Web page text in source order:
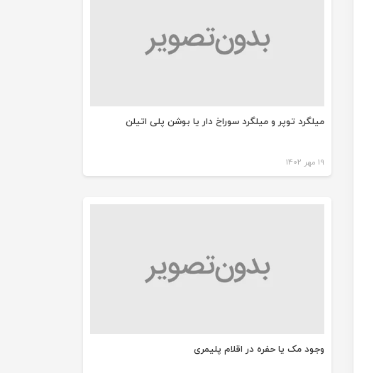
میلگرد توپر و میلگرد سوراخ دار یا بوشن پلی اتیلن
19 مهر 1402
وجود مک یا حفره در اقلام پلیمری